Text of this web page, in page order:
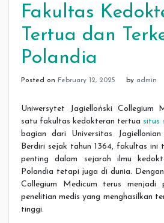
Fakultas
Tertua dan
Polandia
Posted on February 12, 2025 by admin
Uniwersytet Jagielloński Collegium
satu fakultas kedokteran tertua situs
bagian dari Universitas
Berdiri sejak tahun 1364, fakultas ini
penting dalam sejarah ilmu
Polandia tetapi juga di dunia.
Collegium Medicum terus menjadi
penelitian medis yang menghasilkan
tinggi.